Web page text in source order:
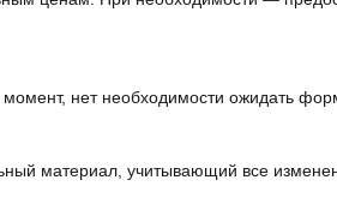
нет необходимости ожидать
материал , учитывающий все